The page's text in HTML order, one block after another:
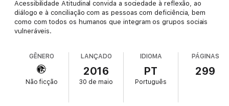
Acessibilidade Atitudinal convida a sociedade à reflexão, ao
diálogo e à conciliação com as pessoas com deficiência, bem
como com todos os humanos que integram os grupos sociais
vulneráveis.
GÊNERO
Não ficção
LANÇADO
2016
30 de maio
IDIOMA
PT
Português
PÁGINAS
299